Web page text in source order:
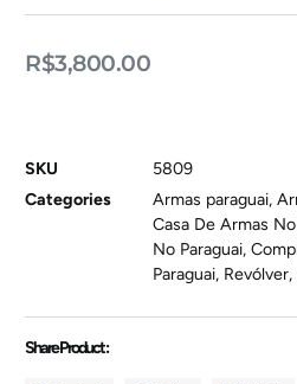
R$3,800.00
SKU
5809
Categories
Armas paraguai,
Casa De Armas
No Paraguai,
Paraguai, Revólver,
Share Product :